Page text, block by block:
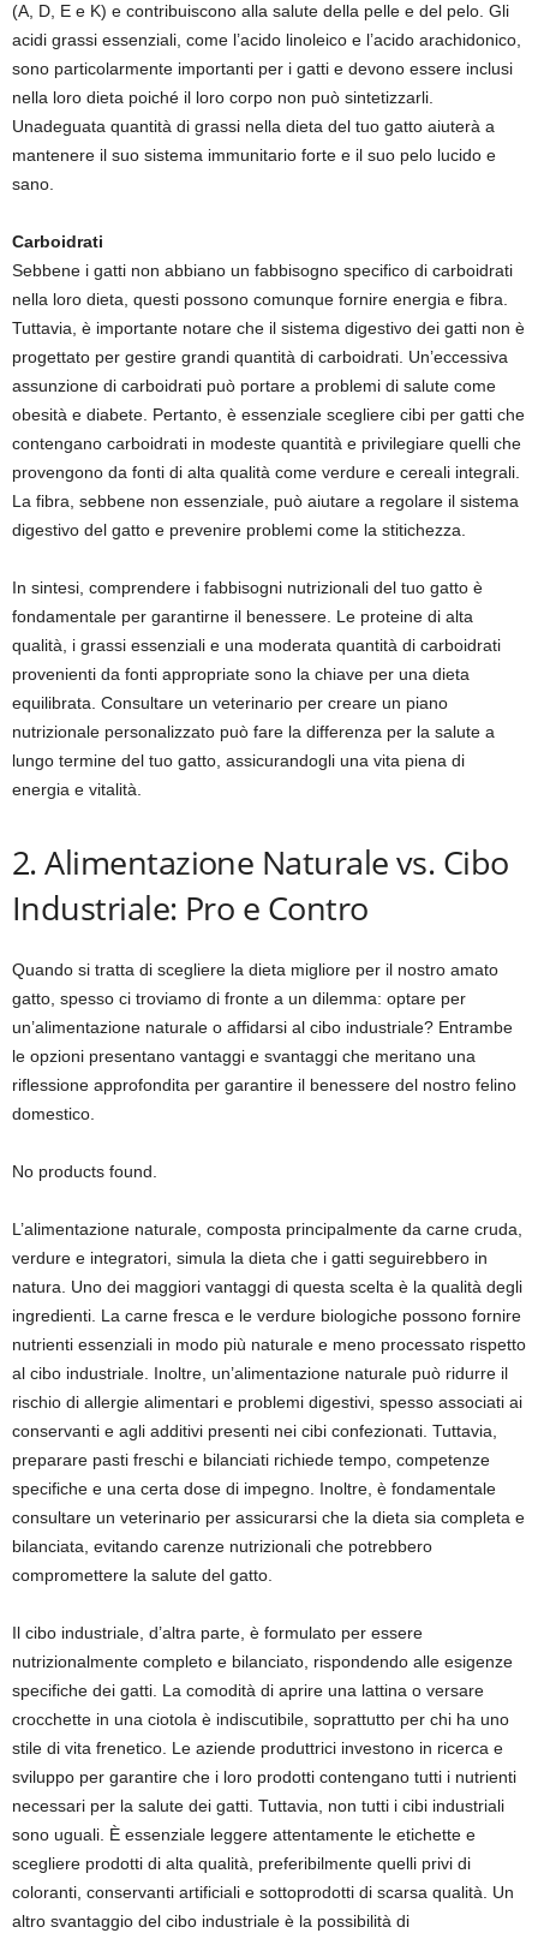
(A, D, E e K) e contribuiscono alla salute della pelle e del pelo. Gli
acidi grassi essenziali, come l’acido linoleico e l’acido arachidonico,
sono particolarmente importanti per i gatti e devono essere inclusi
nella loro dieta poiché il loro corpo non può sintetizzarli.
Unadeguata quantità di grassi nella dieta del tuo gatto aiuterà a
mantenere il suo sistema immunitario forte e il suo pelo lucido e
sano.
Carboidrati
Sebbene i gatti non abbiano un fabbisogno specifico di carboidrati
nella loro dieta, questi possono comunque fornire energia e fibra.
Tuttavia, è importante notare che il sistema digestivo dei gatti non è
progettato per gestire grandi quantità di carboidrati. Un’eccessiva
assunzione di carboidrati può portare a problemi di salute come
obesità e diabete. Pertanto, è essenziale scegliere cibi per gatti che
contengano carboidrati in modeste quantità e privilegiare quelli che
provengono da fonti di alta qualità come verdure e cereali integrali.
La fibra, sebbene non essenziale, può aiutare a regolare il sistema
digestivo del gatto e prevenire problemi come la stitichezza.
In sintesi, comprendere i fabbisogni nutrizionali del tuo gatto è
fondamentale per garantirne il benessere. Le proteine di alta
qualità, i grassi essenziali e una moderata quantità di carboidrati
provenienti da fonti appropriate sono la chiave per una dieta
equilibrata. Consultare un veterinario per creare un piano
nutrizionale personalizzato può fare la differenza per la salute a
lungo termine del tuo gatto, assicurandogli una vita piena di
energia e vitalità.
2. Alimentazione Naturale vs. Cibo
Industriale: Pro e Contro
Quando si tratta di scegliere la dieta migliore per il nostro amato
gatto, spesso ci troviamo di fronte a un dilemma: optare per
un’alimentazione naturale o affidarsi al cibo industriale? Entrambe
le opzioni presentano vantaggi e svantaggi che meritano una
riflessione approfondita per garantire il benessere del nostro felino
domestico.
No products found.
L’alimentazione naturale, composta principalmente da carne cruda,
verdure e integratori, simula la dieta che i gatti seguirebbero in
natura. Uno dei maggiori vantaggi di questa scelta è la qualità degli
ingredienti. La carne fresca e le verdure biologiche possono fornire
nutrienti essenziali in modo più naturale e meno processato rispetto
al cibo industriale. Inoltre, un’alimentazione naturale può ridurre il
rischio di allergie alimentari e problemi digestivi, spesso associati ai
conservanti e agli additivi presenti nei cibi confezionati. Tuttavia,
preparare pasti freschi e bilanciati richiede tempo, competenze
specifiche e una certa dose di impegno. Inoltre, è fondamentale
consultare un veterinario per assicurarsi che la dieta sia completa e
bilanciata, evitando carenze nutrizionali che potrebbero
compromettere la salute del gatto.
Il cibo industriale, d’altra parte, è formulato per essere
nutrizionalmente completo e bilanciato, rispondendo alle esigenze
specifiche dei gatti. La comodità di aprire una lattina o versare
crocchette in una ciotola è indiscutibile, soprattutto per chi ha uno
stile di vita frenetico. Le aziende produttrici investono in ricerca e
sviluppo per garantire che i loro prodotti contengano tutti i nutrienti
necessari per la salute dei gatti. Tuttavia, non tutti i cibi industriali
sono uguali. È essenziale leggere attentamente le etichette e
scegliere prodotti di alta qualità, preferibilmente quelli privi di
coloranti, conservanti artificiali e sottoprodotti di scarsa qualità. Un
altro svantaggio del cibo industriale è la possibilità di